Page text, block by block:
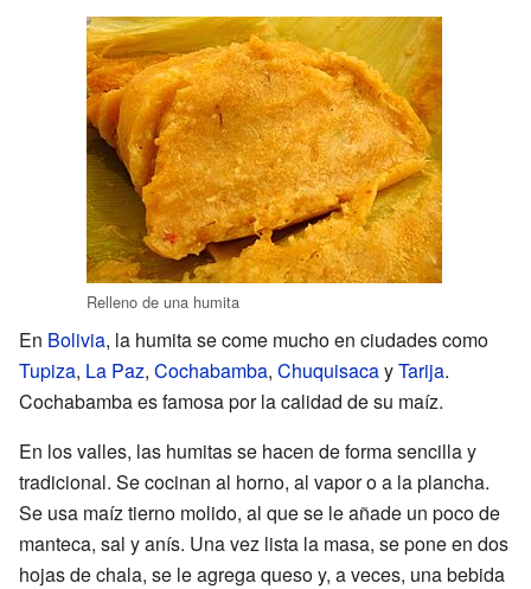
Relleno de una humita
En Bolivia, la humita se come mucho en ciudades como
Tupiza, La Paz, Cochabamba, ChuquisacayTarija.
Cochabamba es famosa por la calidad de su maíz.
En los valles, las humitas se hacen de forma sencilla y
tradicional. Se cocinan al horno, al vapor o a la plancha.
Se usa maíz tierno molido, al que se le añade un poco de
manteca, sal y anís. Una vez lista la masa, se pone en dos
hojas de chala, se le agrega queso y, a veces, una bebida